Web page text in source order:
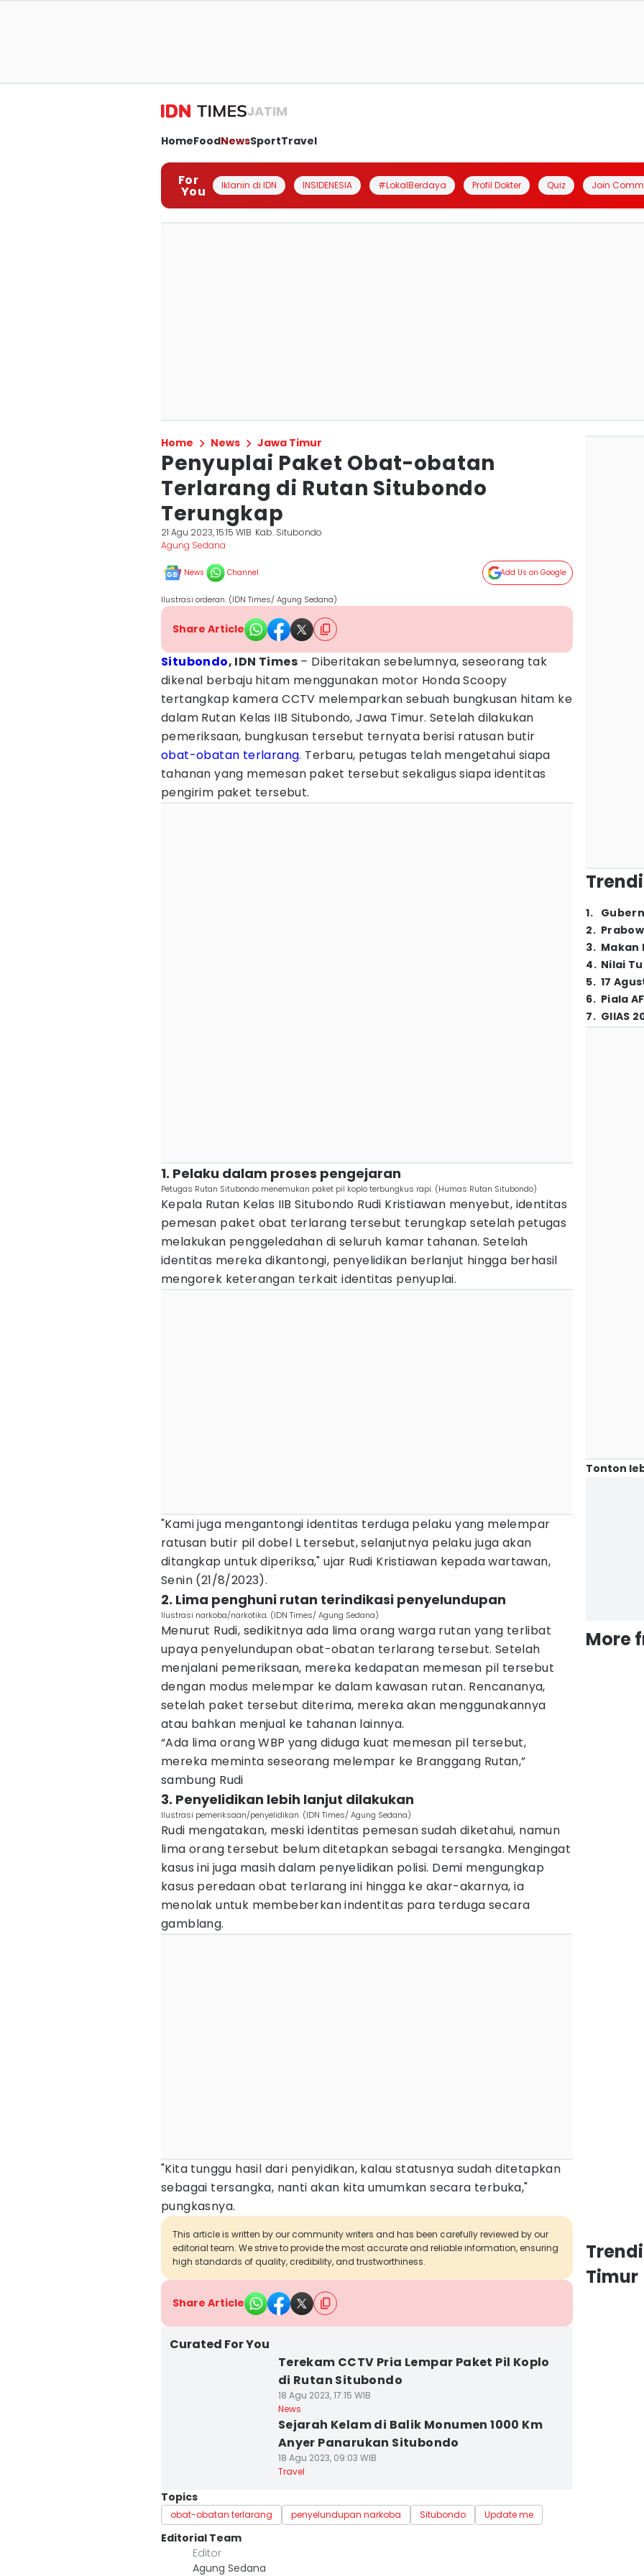
JATIM
HomeFoodNewsSportTravel
For
You Iklanin di IDN INSIDENESIA #LokalBerdaya Profil Dokter Quiz Join
Home News Jawa Timur
Penyuplai Paket Obat-obatan
Terlarang di Rutan Situbondo
Terungkap
21 Agu 2023, 15:15 WIB Kab. Situbondo
Agung Sedana
News Channel Add Us on Google
Ilustrasi orderan. (IDN Times/ Agung Sedana)
Share Article
Situbondo, IDN Times – Diberitakan sebelumnya, seseorang tak
dikenal berbaju hitam menggunakan motor Honda Scoopy
tertangkap kamera CCTV melemparkan sebuah bungkusan hitam ke
dalam Rutan Kelas IIB Situbondo, Jawa Timur. Setelah dilakukan
pemeriksaan, bungkusan tersebut ternyata berisi ratusan butir
obat-obatan terlarang. Terbaru, petugas telah mengetahui siapa
tahanan yang memesan paket tersebut sekaligus siapa identitas
pengirim paket tersebut.
1. Pelaku dalam proses pengejaran
Petugas Rutan Situbondo menemukan paket pil koplo terbungkus rapi. (Humas Rutan Situbondo)
Kepala Rutan Kelas IIB Situbondo Rudi Kristiawan menyebut, identitas
pemesan paket obat terlarang tersebut terungkap setelah petugas
melakukan penggeledahan di seluruh kamar tahanan. Setelah
identitas mereka dikantongi, penyelidikan berlanjut hingga berhasil
mengorek keterangan terkait identitas penyuplai.
"Kami juga mengantongi identitas terduga pelaku yang melempar
ratusan butir pil dobel L tersebut, selanjutnya pelaku juga akan
ditangkap untuk diperiksa," ujar Rudi Kristiawan kepada wartawan,
Senin (21/8/2023).
2. Lima penghuni rutan terindikasi penyelundupan
Ilustrasi narkoba/narkotika. (IDN Times/ Agung Sedana)
Menurut Rudi, sedikitnya ada lima orang warga rutan yang terlibat
upaya penyelundupan obat-obatan terlarang tersebut. Setelah
menjalani pemeriksaan, mereka kedapatan memesan pil tersebut
dengan modus melempar ke dalam kawasan rutan. Rencananya,
setelah paket tersebut diterima, mereka akan menggunakannya
atau bahkan menjual ke tahanan lainnya.
“Ada lima orang WBP yang diduga kuat memesan pil tersebut,
mereka meminta seseorang melempar ke Branggang Rutan,”
sambung Rudi
3. Penyelidikan lebih lanjut dilakukan
Ilustrasi pemeriksaan/penyelidikan. (IDN Times/ Agung Sedana)
Rudi mengatakan, meski identitas pemesan sudah diketahui, namun
lima orang tersebut belum ditetapkan sebagai tersangka. Mengingat
kasus ini juga masih dalam penyelidikan polisi. Demi mengungkap
kasus peredaan obat terlarang ini hingga ke akar-akarnya, ia
menolak untuk membeberkan indentitas para terduga secara
gamblang.
"Kita tunggu hasil dari penyidikan, kalau statusnya sudah ditetapkan
sebagai tersangka, nanti akan kita umumkan secara terbuka,"
pungkasnya.
This article is written by our community writers and has been carefully reviewed by our
editorial team. We strive to provide the most accurate and reliable information, ensuring
high standards of quality, credibility, and trustworthiness.
Share Article
Curated For You
Terekam CCTV Pria Lempar Paket Pil Koplo
di Rutan Situbondo
18 Agu 2023, 17:15 WIB
News
Sejarah Kelam di Balik Monumen 1000 Km
Anyer Panarukan Situbondo
18 Agu 2023, 09:03 WIB
Travel
Topics
obat-obatan terlarang penyelundupan narkoba Situbondo Update me
Editorial Team
Editor
Agung Sedana
1.
2.
3. Makan
4. Nilai
5. 17
6. Piala
7. GIIAS
Tonton
More
Timur